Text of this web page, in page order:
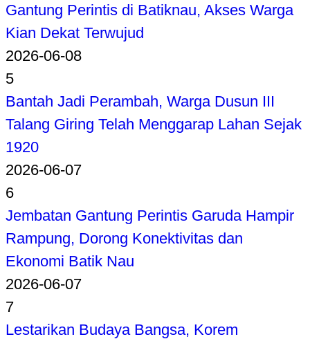
Gantung Perintis di Batiknau, Akses Warga
Kian Dekat Terwujud
2026-06-08
5
Bantah Jadi Perambah, Warga Dusun III
Talang Giring Telah Menggarap Lahan Sejak
1920
2026-06-07
6
Jembatan Gantung Perintis Garuda Hampir
Rampung, Dorong Konektivitas dan
Ekonomi Batik Nau
2026-06-07
7
Lestarikan Budaya Bangsa, Korem